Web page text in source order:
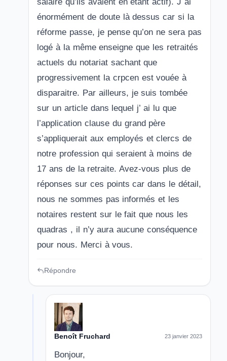
énormément de doute là dessus car si la
réforme passe, je pense qu’on ne sera pas
logé à la même enseigne que les retraités
actuels du notariat sachant que
progressivement la crpcen est vouée à
disparaitre. Par ailleurs, je suis tombée
sur un article dans lequel j’ ai lu que
l’application clause du grand père
s’appliquerait aux employés et clercs de
notre profession qui seraient à moins de
17 ans de la retraite. Avez-vous plus de
réponses sur ces points car dans le détail,
nous ne sommes pas informés et les
notaires restent sur le fait que nous les
quadras , il n’y aura aucune conséquence
pour nous. Merci à vous.
Répondre
Benoît Fruchard 23 janvier 2023
Bonjour,